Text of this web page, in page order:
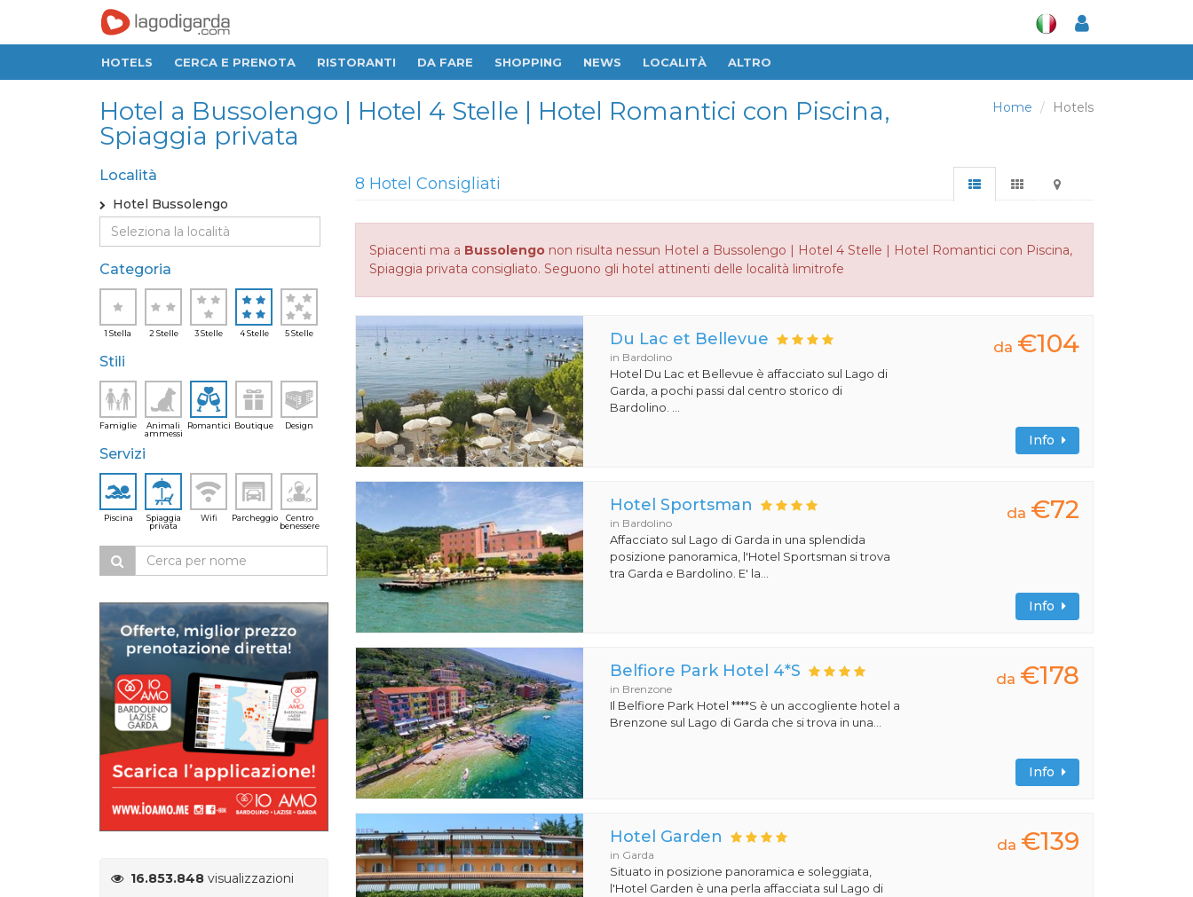
HOTELS CERCA E PRENOTA RISTORANTI DA FARE SHOPPING NEWS LOCALITÀ ALTRO
Home Hotels
Hotel a Bussolengo | Hotel 4 Stelle | Hotel Romantici con Piscina,
Spiaggia privata
Località
Hotel Bussolengo
Categoria
1 Stella 2 Stelle 3 Stelle 4 Stelle 5 Stelle
Stili
Famiglie
Animali
ammessi
Romantici Boutique Design
Servizi
Piscina
Spiaggia
privata
Wifi Parcheggio
Centro
benessere
16.853.848 visualizzazioni
8 Hotel Consigliati
Spiacenti ma a Bussolengonon risulta nessun Hotel a Bussolengo | Hotel 4 Stelle | Hotel Romantici con Piscina,
Spiaggia privata consigliato. Seguono gli hotel attinenti delle località limitrofe
Du Lac et Bellevue
in Bardolino
Hotel Du Lac et Bellevue è affacciato sul Lago di
Garda, a pochi passi dal centro storico di
Bardolino. ...
da €104
Info
Hotel Sportsman
in Bardolino
Affacciato sul Lago di Garda in una splendida
posizione panoramica, l'Hotel Sportsman si trova
tra Garda e Bardolino. E' la...
da €72
Info
Belfiore Park Hotel 4*S
in Brenzone
Il Belfiore Park Hotel ****S è un accogliente hotel a
Brenzone sul Lago di Garda che si trova in una...
da €178
Info
Hotel Garden
in Garda
Situato in posizione panoramica e soleggiata,
l'Hotel Garden è una perla affacciata sul Lago di
da €139